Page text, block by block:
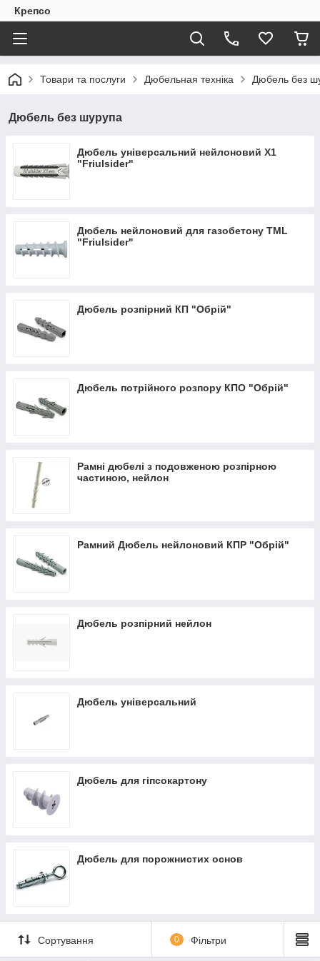
Крепсо
Товари та послуги Дюбельная техніка Дюбель без
Дюбель без шурупа
Дюбель універсальний нейлоновий X1
"Friulsider"
Дюбель нейлоновий для газобетону TML
"Friulsider"
Дюбель розпірний КП "Обрій"
Дюбель потрійного розпору КПО "Обрій"
Рамні дюбелі з подовженою розпірною
частиною, нейлон
Рамний Дюбель нейлоновий КПР "Обрій"
Дюбель розпірний нейлон
Дюбель універсальний
Дюбель для гіпсокартону
Дюбель для порожнистих основ
Сортування 0 Фільтри